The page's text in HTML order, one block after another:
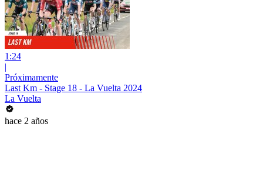
1:24
|
Próximamente
Last Km - Stage 18 - La Vuelta 2024
La Vuelta
hace 2 años